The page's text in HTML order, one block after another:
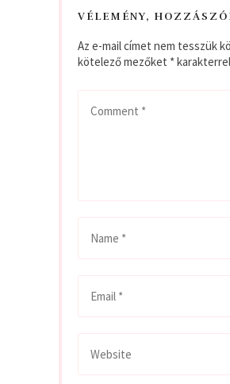
VÉLEMÉNY,
Az e-mail címet nem tesszük
kötelező mezőket *